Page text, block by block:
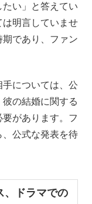
い」と答えてい
は明言していませ
であり、ファン
については、公
の結婚に関する
があります。フ
、公式な発表を待
、ドラマでの